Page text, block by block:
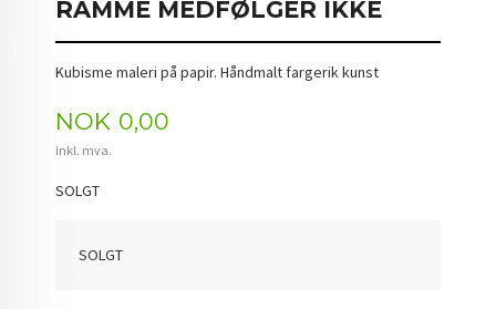
RAMME MEDFØLGER IKKE
Kubisme maleri på papir. Håndmalt fargerik kunst
Pris
NOK 0,00
inkl. mva.
SOLGT
SOLGT